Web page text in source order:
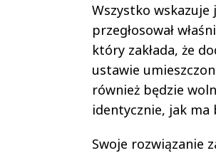
Wszystko
przegłosował
który zakłada, że
ustawie
również będzie
identycznie, jak ma
Swoje rozwiązanie